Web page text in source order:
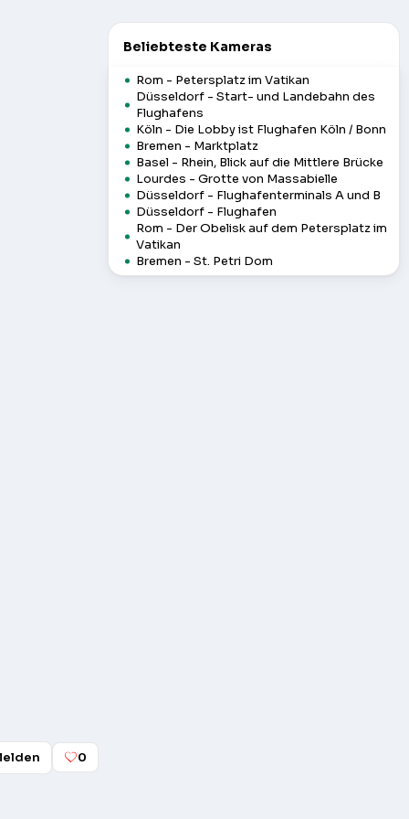
0
Beliebteste Kameras
Rom - Petersplatz im Vatikan
Düsseldorf - Start- und Landebahn des
Flughafens
Köln - Die Lobby ist Flughafen Köln / Bonn
Bremen - Marktplatz
Basel - Rhein, Blick auf die Mittlere Brücke
Lourdes - Grotte von Massabielle
Düsseldorf - Flughafenterminals A und B
Düsseldorf - Flughafen
Rom - Der Obelisk auf dem Petersplatz im
Vatikan
Bremen - St. Petri Dom